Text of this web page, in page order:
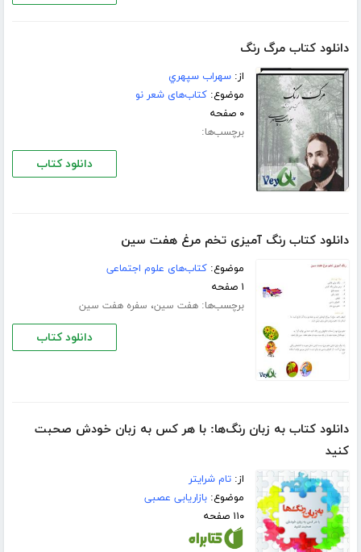
دانلود کتاب مرگ رنگ
از:سهراب سپهري
موضوع:کتاب‌های شعر نو
۰ صفحه
برچسب‌ها:
دانلود کتاب
دانلود کتاب رنگ آمیزی تخم مرغ هفت سین
موضوع:کتاب‌های علوم اجتماعی
۱ صفحه
برچسب‌ها:هفت سین، سفره هفت سین
دانلود کتاب
دانلود کتاب به زبان رنگ‌ها: با هر کس به زبان خودش صحبت
کنید
از:تام شرایتر
موضوع:بازاریابی عصبی
۱۱۰ صفحه